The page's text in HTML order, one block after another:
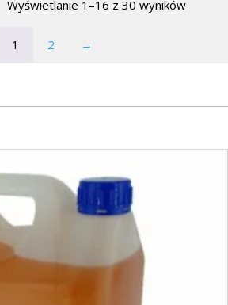
Wyświetlanie 1–16 z 30 wyników
1 2 →